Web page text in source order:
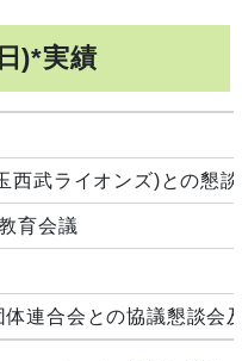
)*実績
西武ライオンズ)との懇談
育会議
連合会との協議懇談会